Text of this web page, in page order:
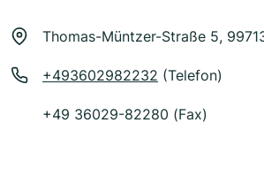
Thomas-Müntzer-Straße 5,
+493602982232 (Telefon)
+49 36029-82280 (Fax)